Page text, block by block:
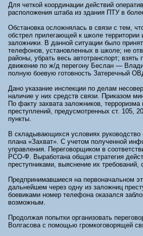
Для четкой координации действий
расположения штаба из здания ПТУ в
Обстановка осложнялась в связи с тем,
обстрел прилегающей к школе
заложники. В данной ситуации было
телефонов, установленных в школе; не
районы, убрать весь автотранспорт;
движение по ж/д перегону Беслан —
полную боевую готовность Затеречный
Дано указание инспекции по делам
наличие у них средств связи. Приказом
По факту захвата заложников,
преступлений, предусмотренных ст. 105,
пункты.
В складывающихся условиях
плана «Захват». С учетом полученной
управления. Переговорщиком в
РСО-Ф. Выработана общая стратегия
преступниками, выяснение их
Предпринимавшиеся на первоначальном
дальнейшем через одну из заложниц
боевиками номер телефона оказался
возможным.
Продолжая попытки организовать
Волгасова с помощью громкоговорящей